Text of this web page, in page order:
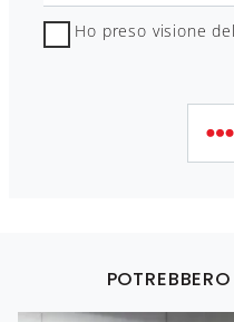
Ho preso visione